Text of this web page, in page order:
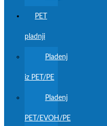
PET
pladnji
Pladenj
iz PET/PE
Pladenj
PET/EVOH/PE